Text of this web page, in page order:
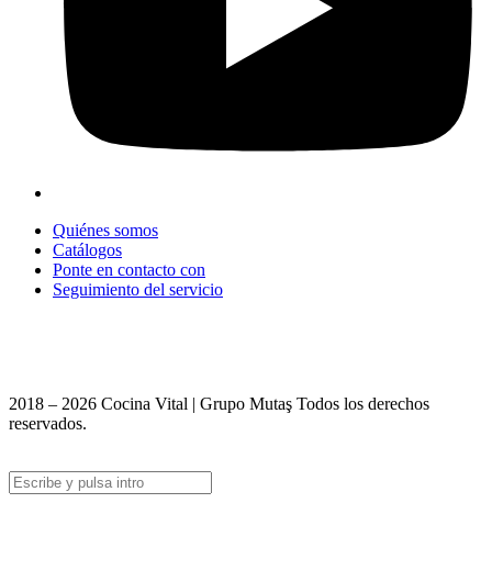
Quiénes somos
Catálogos
Ponte en contacto con
Seguimiento del servicio
2018 – 2026 Cocina Vital | Grupo Mutaş Todos los derechos
reservados.